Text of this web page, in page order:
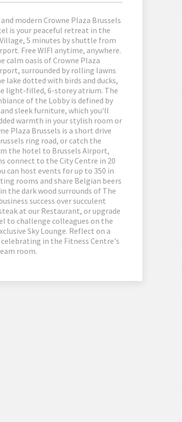
modern Crowne Plaza Brussels
is your peaceful retreat in the
5 minutes by shuttle from
Free WIFI anytime, anywhere.
calm oasis of Crowne Plaza
surrounded by rolling lawns
lake dotted with birds and ducks,
light-filled, 6-storey atrium. The
of the Lobby is defined by
sleek furniture, which you'll
warmth in your stylish room or
Plaza Brussels is a short drive
ring road, or catch the
the hotel to Brussels Airport,
connect to the City Centre in 20
can host events for up to 350 in
rooms and share Belgian beers
the dark wood surrounds of The
success over succulent
at our Restaurant, or upgrade
to challenge colleagues on the
Sky Lounge. Reflect on a
in the Fitness Centre's
room.